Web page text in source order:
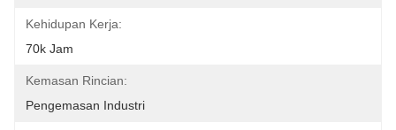
Kehidupan Kerja:
70k Jam
Kemasan Rincian:
Pengemasan Industri